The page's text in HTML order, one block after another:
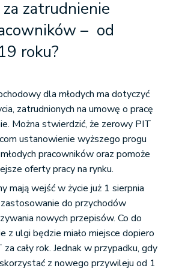
zatrudnienie
– od
roku?
dla młodych ma dotyczyć
zatrudnionych na umowę o pracę
Można stwierdzić, że zerowy PIT
ustanowienie wyższego progu
pracowników oraz pomoże
oferty pracy na rynku.
mają wejść w życie już 1 sierpnia
do przychodów
nowych przepisów. Co do
z ulgi będzie miało miejsce dopiero
cały rok. Jednak w przypadku, gdy
z nowego przywileju od 1